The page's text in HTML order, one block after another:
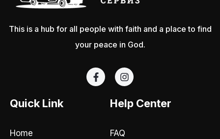
This is a hub for all people with faith and a place to find
your peace in God.
F
a
I
n
t
a
r
Quick Link
Home
Help Center
FAQ